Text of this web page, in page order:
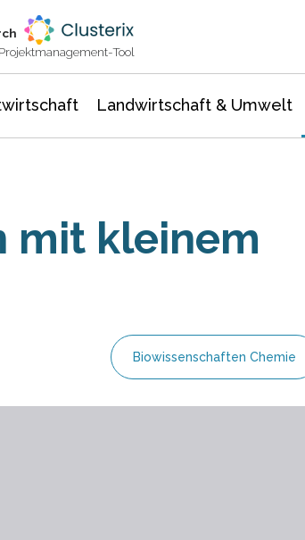
Tool
Landwirtschaft & Umwelt
mit kleinem
Biowissenschaften Chemie